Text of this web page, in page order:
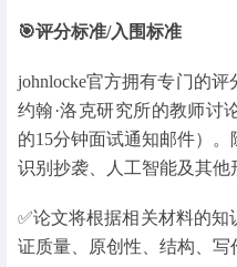
🎯评分标准/入围标准
johnlocke官方拥有专门的
约翰·洛克研究所的教师讨
的15分钟面试通知邮件）
识别抄袭、人工智能及其他
✅论文将根据相关材料的
证质量、原创性、结构、写